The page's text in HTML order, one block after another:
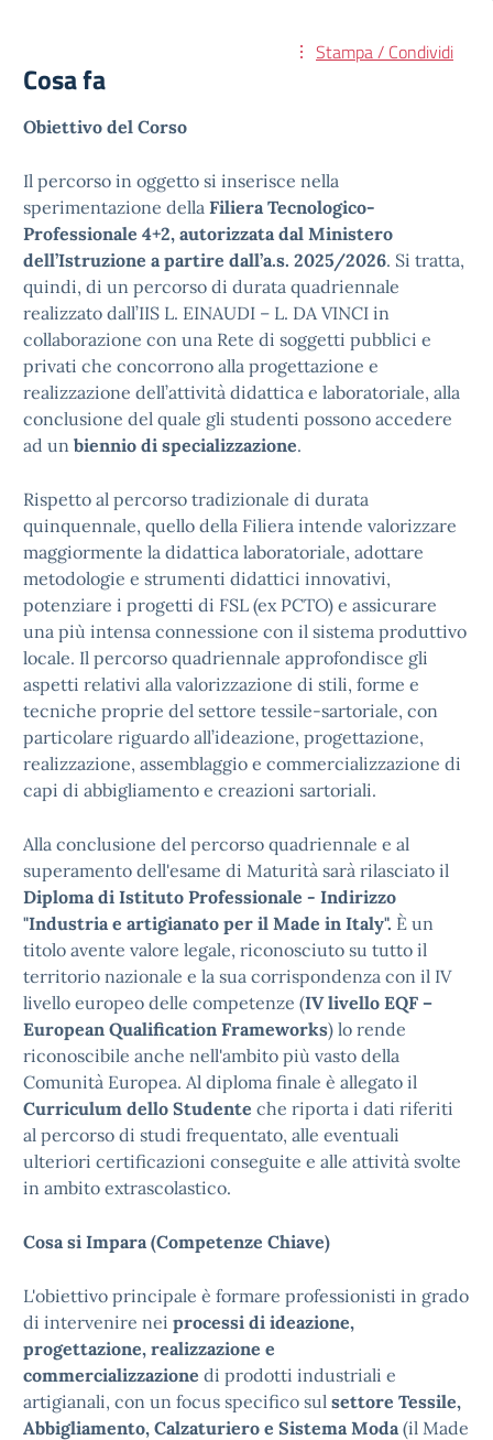
Stampa / Condividi
Cosa fa
Obiettivo del Corso
Il percorso in oggetto si inserisce nella
sperimentazione della Filiera Tecnologico-
Professionale 4+2, autorizzata dal Ministero
dell’Istruzione a partire dall’a.s. 2025/2026. Si tratta,
quindi, di un percorso di durata quadriennale
realizzato dall’IIS L. EINAUDI – L. DA VINCI in
collaborazione con una Rete di soggetti pubblici e
privati che concorrono alla progettazione e
realizzazione dell’attività didattica e laboratoriale, alla
conclusione del quale gli studenti possono accedere
ad un biennio di specializzazione.
Rispetto al percorso tradizionale di durata
quinquennale, quello della Filiera intende valorizzare
maggiormente la didattica laboratoriale, adottare
metodologie e strumenti didattici innovativi,
potenziare i progetti di FSL (ex PCTO) e assicurare
una più intensa connessione con il sistema produttivo
locale. Il percorso quadriennale approfondisce gli
aspetti relativi alla valorizzazione di stili, forme e
tecniche proprie del settore tessile-sartoriale, con
particolare riguardo all’ideazione, progettazione,
realizzazione, assemblaggio e commercializzazione di
capi di abbigliamento e creazioni sartoriali.
Alla conclusione del percorso quadriennale e al
superamento dell'esame di Maturità sarà rilasciato il
Diploma di Istituto Professionale - Indirizzo
"Industria e artigianato per il Made in Italy". È un
titolo avente valore legale, riconosciuto su tutto il
territorio nazionale e la sua corrispondenza con il IV
livello europeo delle competenze (IV livello EQF –
European Qualification Frameworks) lo rende
riconoscibile anche nell'ambito più vasto della
Comunità Europea. Al diploma finale è allegato il
Curriculum dello Studente che riporta i dati riferiti
al percorso di studi frequentato, alle eventuali
ulteriori certificazioni conseguite e alle attività svolte
in ambito extrascolastico.
Cosa si Impara (Competenze Chiave)
L'obiettivo principale è formare professionisti in grado
di intervenire nei processi di ideazione,
progettazione, realizzazione e
commercializzazione di prodotti industriali e
artigianali, con un focus specifico sul settore Tessile,
Abbigliamento, Calzaturiero e Sistema Moda(il Made